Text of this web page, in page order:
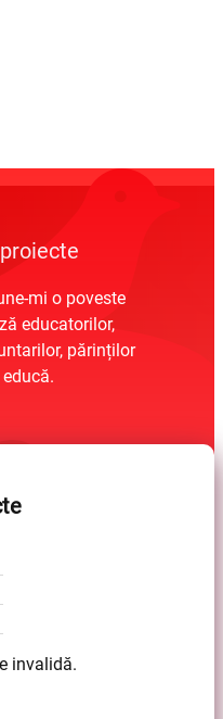
mi o poveste
educatorilor,
părinților
invalidă.